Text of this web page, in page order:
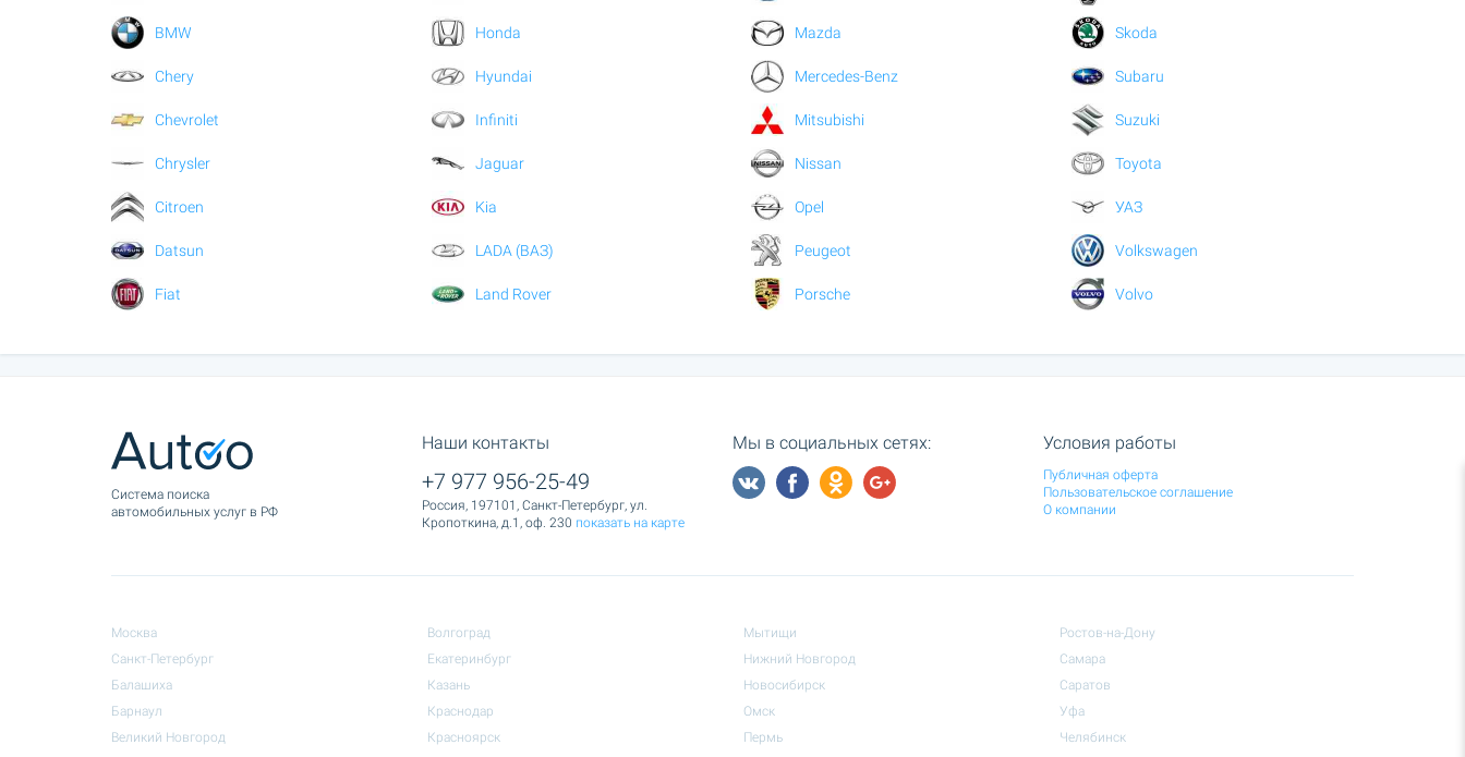
BMW
Chery
Chevrolet
Chrysler
Citroen
Datsun
Fiat
Honda
Hyundai
Infiniti
Jaguar
Kia
LADA (ВАЗ)
Land Rover
Mazda
Mercedes-Benz
Mitsubishi
Nissan
Opel
Peugeot
Porsche
Skoda
Subaru
Suzuki
Toyota
УАЗ
Volkswagen
Volvo
Cистема поиска
автомобильных услуг в РФ
Наши контакты
+7 977 956-25-49
Россия, 197101, Санкт-Петербург, ул.
Кропоткина, д.1, оф. 230 показать на карте
Мы в социальных сетях: Условия работы
Публичная оферта
Пользовательское соглашение
О компании
Москва
Санкт-Петербург
Балашиха
Барнаул
Великий Новгород
Волгоград
Екатеринбург
Казань
Краснодар
Красноярск
Мытищи
Нижний Новгород
Новосибирск
Омск
Пермь
Ростов-на-Дону
Самара
Саратов
Уфа
Челябинск